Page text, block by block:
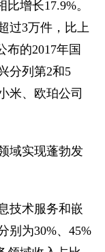
增长17.9%。
过3万件，比上
布的2017年国
分列第2和5
米、欧珀公司
域实现蓬勃发
技术服务和嵌
别为30%、45%